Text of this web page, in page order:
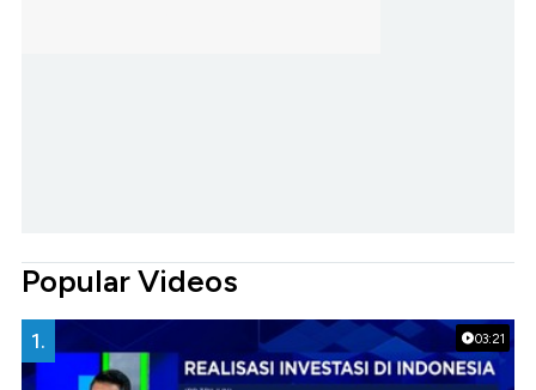
Popular Videos
03:21
1.